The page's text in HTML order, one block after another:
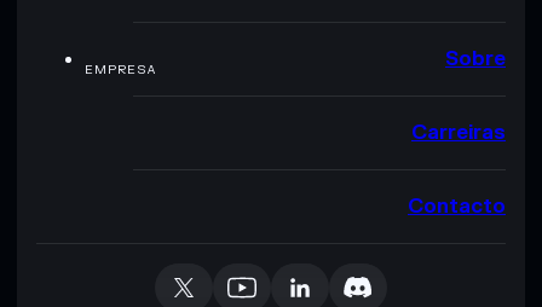
EMPRESA Sobre
Carreiras
Contacto